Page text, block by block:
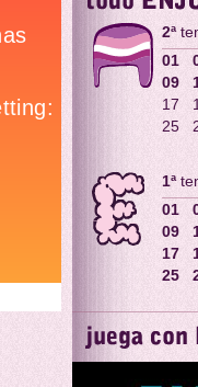
2ª
01
09
17
25
1ª
01
09
17
25